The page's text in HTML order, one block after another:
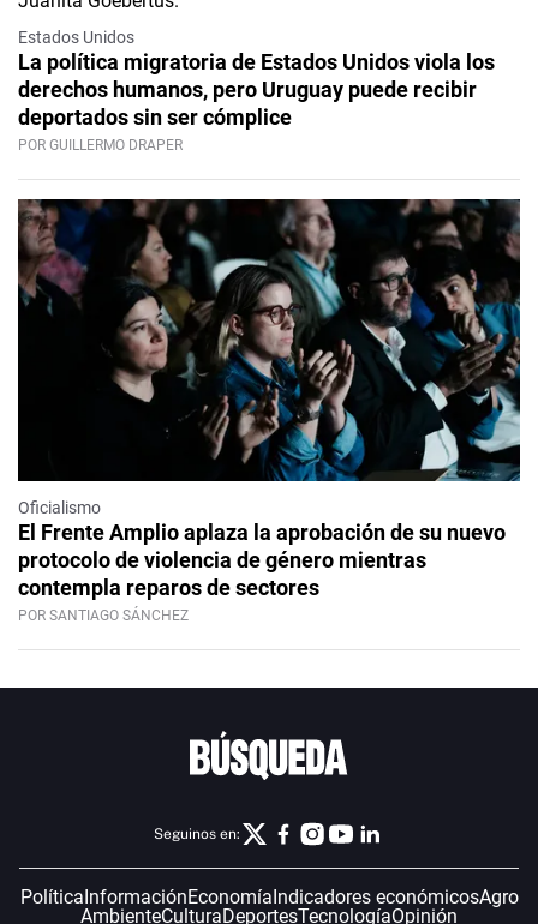
Estados Unidos
La política migratoria de Estados Unidos viola los
derechos humanos, pero Uruguay puede recibir
deportados sin ser cómplice
POR GUILLERMO DRAPER
Oficialismo
El Frente Amplio aplaza la aprobación de su nuevo
protocolo de violencia de género mientras
contempla reparos de sectores
POR SANTIAGO SÁNCHEZ
Seguinos en:
PolíticaInformaciónEconomíaIndicadores económicosAgro
AmbienteCulturaDeportesTecnologíaOpinión